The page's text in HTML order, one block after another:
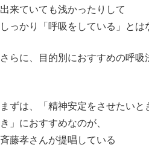
出来ていても浅かったりして
しっかり「呼吸をしている」とは
さらに、目的別におすすめの呼吸
まずは、「精神安定をさせたい
き」におすすめなのが、
斉藤孝さんが提唱している